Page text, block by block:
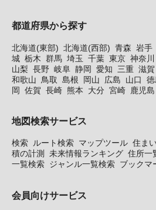
都道府県から探す
北海道(東部) 北海道(西部) 青森 岩手
城 栃木 群馬 埼玉 千葉 東京 神奈川
山梨 長野 岐阜 静岡 愛知 三重 滋賀
和歌山
鳥取 島根 岡山 広島 山口
岡 佐賀 長崎 熊本 大分 宮崎 鹿児島
地図検索サービス
検索 ルート検索 マップツール 住ま
積の計測
未来情報ランキング 住所一
一覧検索 ジャンル一覧検索 ブックマ
会員向けサービス